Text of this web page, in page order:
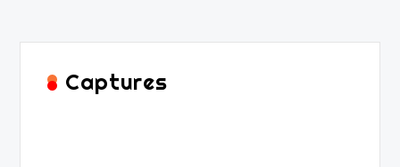
Captures